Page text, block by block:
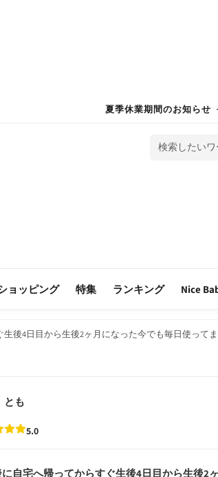
夏季休業期間のお知らせ
検索したい
ョッピング 特集 ランキング Nice
後4日目から生後2ヶ月になった今でも毎日使って
5.0
とも
自宅へ帰ってからすぐ生後4日目から生後2